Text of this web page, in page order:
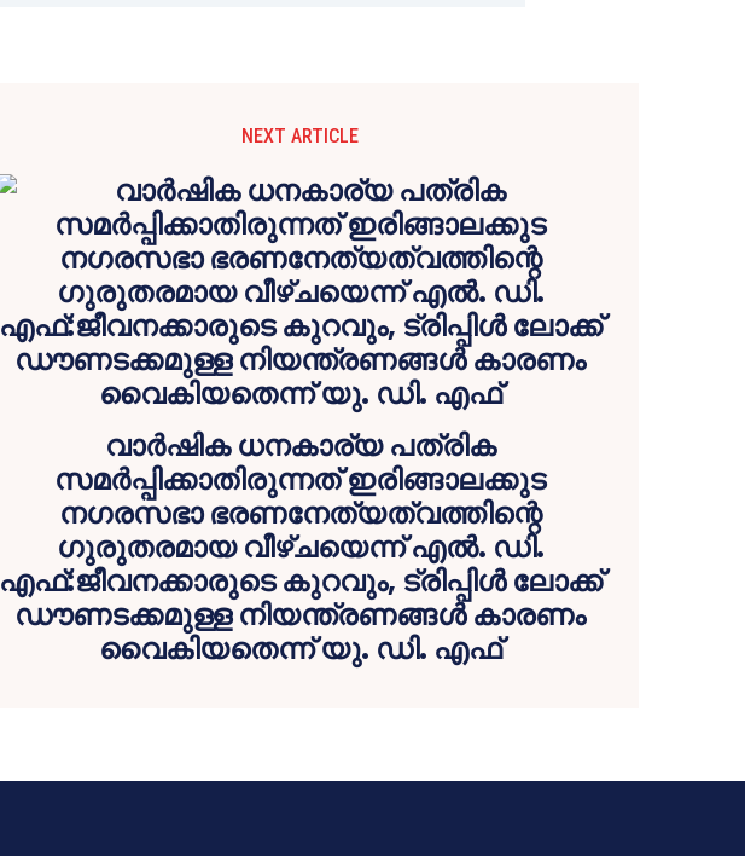
NEXT ARTICLE
വാര്‍ഷിക ധനകാര്യ പത്രിക
സമര്‍പ്പിക്കാതിരുന്നത് ഇരിങ്ങാലക്കുട
നഗരസഭാ ഭരണനേത്യത്വത്തിന്റെ
ഗുരുതരമായ വീഴ്ചയെന്ന് എല്‍. ഡി.
എഫ്:ജീവനക്കാരുടെ കുറവും, ട്രിപ്പിള്‍ ലോക്ക്
ഡൗണടക്കമുള്ള നിയന്ത്രണങ്ങള്‍ കാരണം
വൈകിയതെന്ന് യു. ഡി. എഫ്